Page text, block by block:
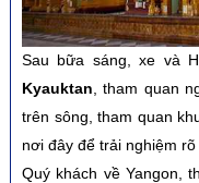
Sau bữa sáng, xe và
Kyauktan , tham quan
trên sông, tham quan
nơi đây để trải nghiệm
Quý khách về Yangon,